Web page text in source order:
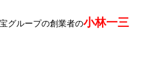
グループの創業者の小林一三